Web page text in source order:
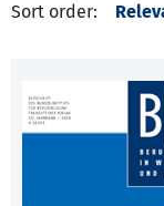
Sort order: